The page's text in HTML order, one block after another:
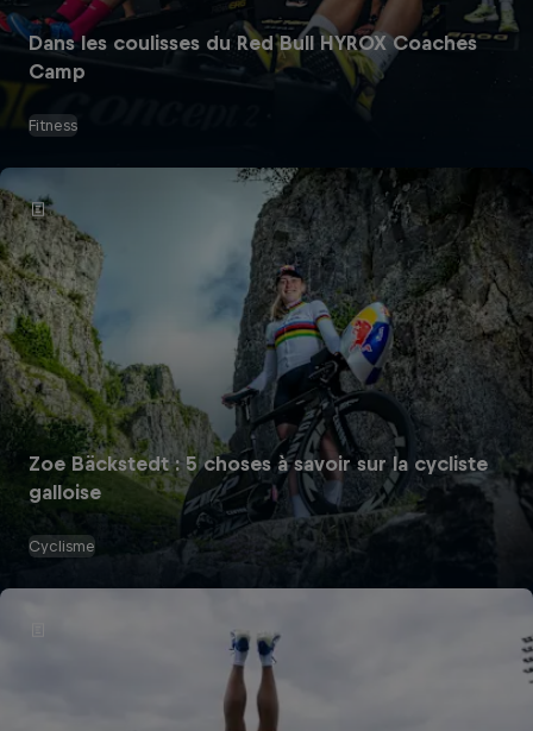
Dans les coulisses du Red Bull HYROX Coaches
Camp
Fitness
Zoe Bäckstedt : 5 choses à savoir sur la cycliste
galloise
Cyclisme